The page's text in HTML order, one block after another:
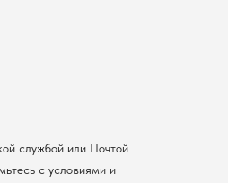
службой или Почтой
с условиями и